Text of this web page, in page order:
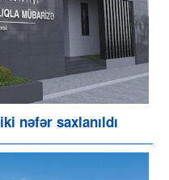
nəfər saxlanıldı